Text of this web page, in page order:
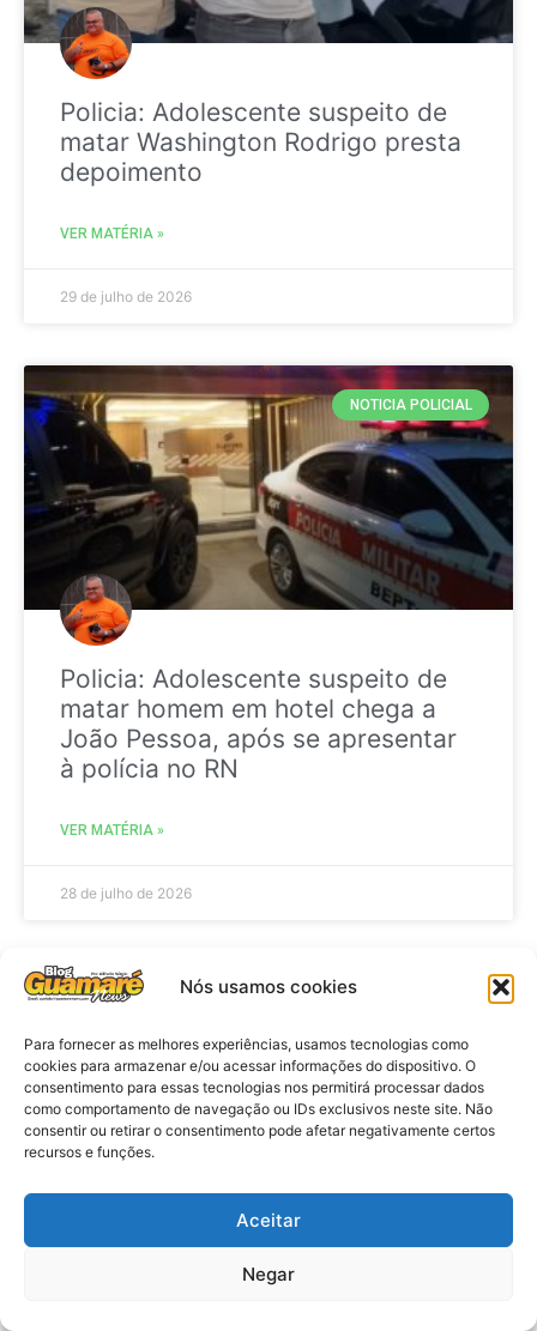
Nós usamos cookies
Para fornecer as melhores experiências, usamos tecnologias como
cookies para armazenar e/ou acessar informações do dispositivo. O
consentimento para essas tecnologias nos permitirá processar dados
como comportamento de navegação ou IDs exclusivos neste site. Não
consentir ou retirar o consentimento pode afetar negativamente certos
recursos e funções.
Aceitar
Negar
Policia: Adolescente suspeito de
matar Washington Rodrigo presta
depoimento
VER MATÉRIA »
29 de julho de 2026
NOTICIA POLICIAL
Policia: Adolescente suspeito de
matar homem em hotel chega a
João Pessoa, após se apresentar
à polícia no RN
VER MATÉRIA »
28 de julho de 2026
Eleições 2026: procuradores e